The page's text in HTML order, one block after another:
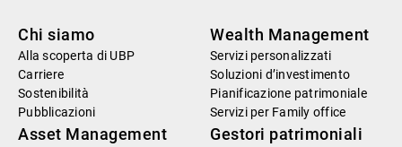
Chi siamo
Alla scoperta di UBP
Carriere
Sostenibilità
Pubblicazioni
Wealth Management
Servizi personalizzati
Soluzioni d’investimento
Pianificazione patrimoniale
Servizi per Family office
Asset Management
Gestori patrimoniali